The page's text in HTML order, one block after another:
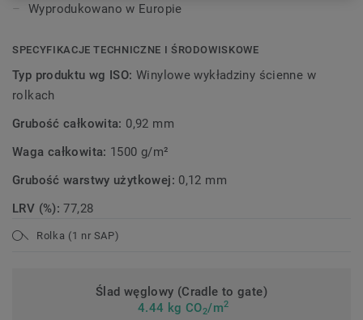
Wyprodukowano w Europie
SPECYFIKACJE TECHNICZNE I ŚRODOWISKOWE
Typ produktu wg ISO: Winylowe wykładziny ścienne w
rolkach
Grubość całkowita: 0,92 mm
Waga całkowita: 1500 g/m²
Grubość warstwy użytkowej: 0,12 mm
LRV (%):77,28
Rolka (1 nr SAP)
Ślad węglowy (Cradle to gate)
4.44 kg CO2/m2